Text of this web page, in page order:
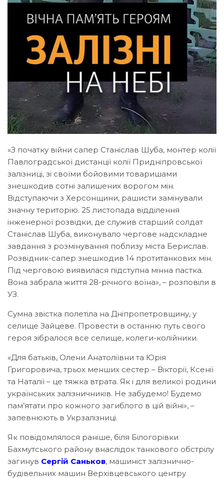
«З початку війни сапер Станіслав Шуба, монтер колії
Павлоградської дистанції колії Придніпровської
залізниці, зі своїми бойовими товаришами
знешкодив сотні залишених ворогом мін.
Відступаючи з Херсонщини, рашисти замінували
значну територію. 25 листопада відділення
інженерної розвідки, де служив старший солдат
Станіслав Шуба, виконувало чергове надскладне
завдання з розмінування поблизу міста Берислав.
Розвідник-сапер знешкодив 14 протитанкових мін.
Під черговою виявилася підступна мінна пастка.
Вона забрала життя 28-річного воїна», – розповіли в
УЗ.
Сумна звістка полетіла на Дніпропетровщину, у
селище Зайцеве. Провести в останню путь свого
героя зібралося все селище, колеги-колійники.
«Для батьків, Олени Анатоліївни та Юрія
Григоровича, трьох менших сестер – Вікторії, Ксенії
та Наталії – це тяжка втрата. Як і для великої родини
українських залізничників. Не забудемо! Будемо
пам’ятати про кожного загиблого в цій війні», –
запевнюють в Укрзалізниці.
Як повідомлялося раніше, біля Білогорівки
Бахмутського району внаслідок танкового обстрілу
загинув Сергій Саньков, машиніст залізнично-
будівельних машин Верхівцевського центру